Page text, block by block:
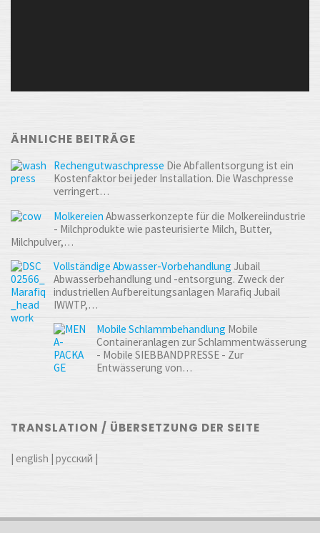
ÄHNLICHE BEITRÄGE
Rechengutwaschpresse Die Abfallentsorgung ist ein
Kostenfaktor bei jeder Installation. Die Waschpresse
verringert…
Molkereien Abwasserkonzepte für die Molkereiindustrie
- Milchprodukte wie pasteurisierte Milch, Butter,
Milchpulver,…
Vollständige Abwasser-Vorbehandlung Jubail
Abwasserbehandlung und -entsorgung. Zweck der
industriellen Aufbereitungsanlagen Marafiq Jubail
IWWTP,…
Mobile Schlammbehandlung Mobile
Containeranlagen zur Schlammentwässerung
- Mobile SIEBBANDPRESSE - Zur
Entwässerung von…
TRANSLATION / ÜBERSETZUNG DER SEITE
|english |русский |